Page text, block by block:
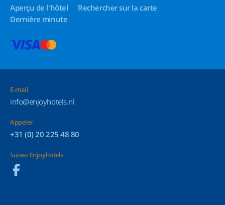
Aperçu de l'hôtel
Rechercher sur la carte
Dernière minute
E-mail
info@enjoyhotels.nl
Appeler
+31 (0) 20 225 48 80
Suivez Enjoyhotels